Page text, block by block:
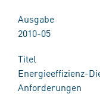
Ausgabe
2010-05
Titel
Energieeffizienz-
Anforderungen